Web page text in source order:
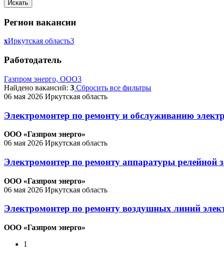
Регион вакансии
xИркутская область3
Работодатель
Газпром энерго, ООО3
Найдено вакансий: 3 Сбросить все фильтры
06 мая 2026 Иркутская область
Электромонтер по ремонту и обслуживанию
ООО «Газпром энерго»
06 мая 2026 Иркутская область
Электромонтер по ремонту аппаратуры релейной
ООО «Газпром энерго»
06 мая 2026 Иркутская область
Электромонтер по ремонту воздушных линий
ООО «Газпром энерго»
1